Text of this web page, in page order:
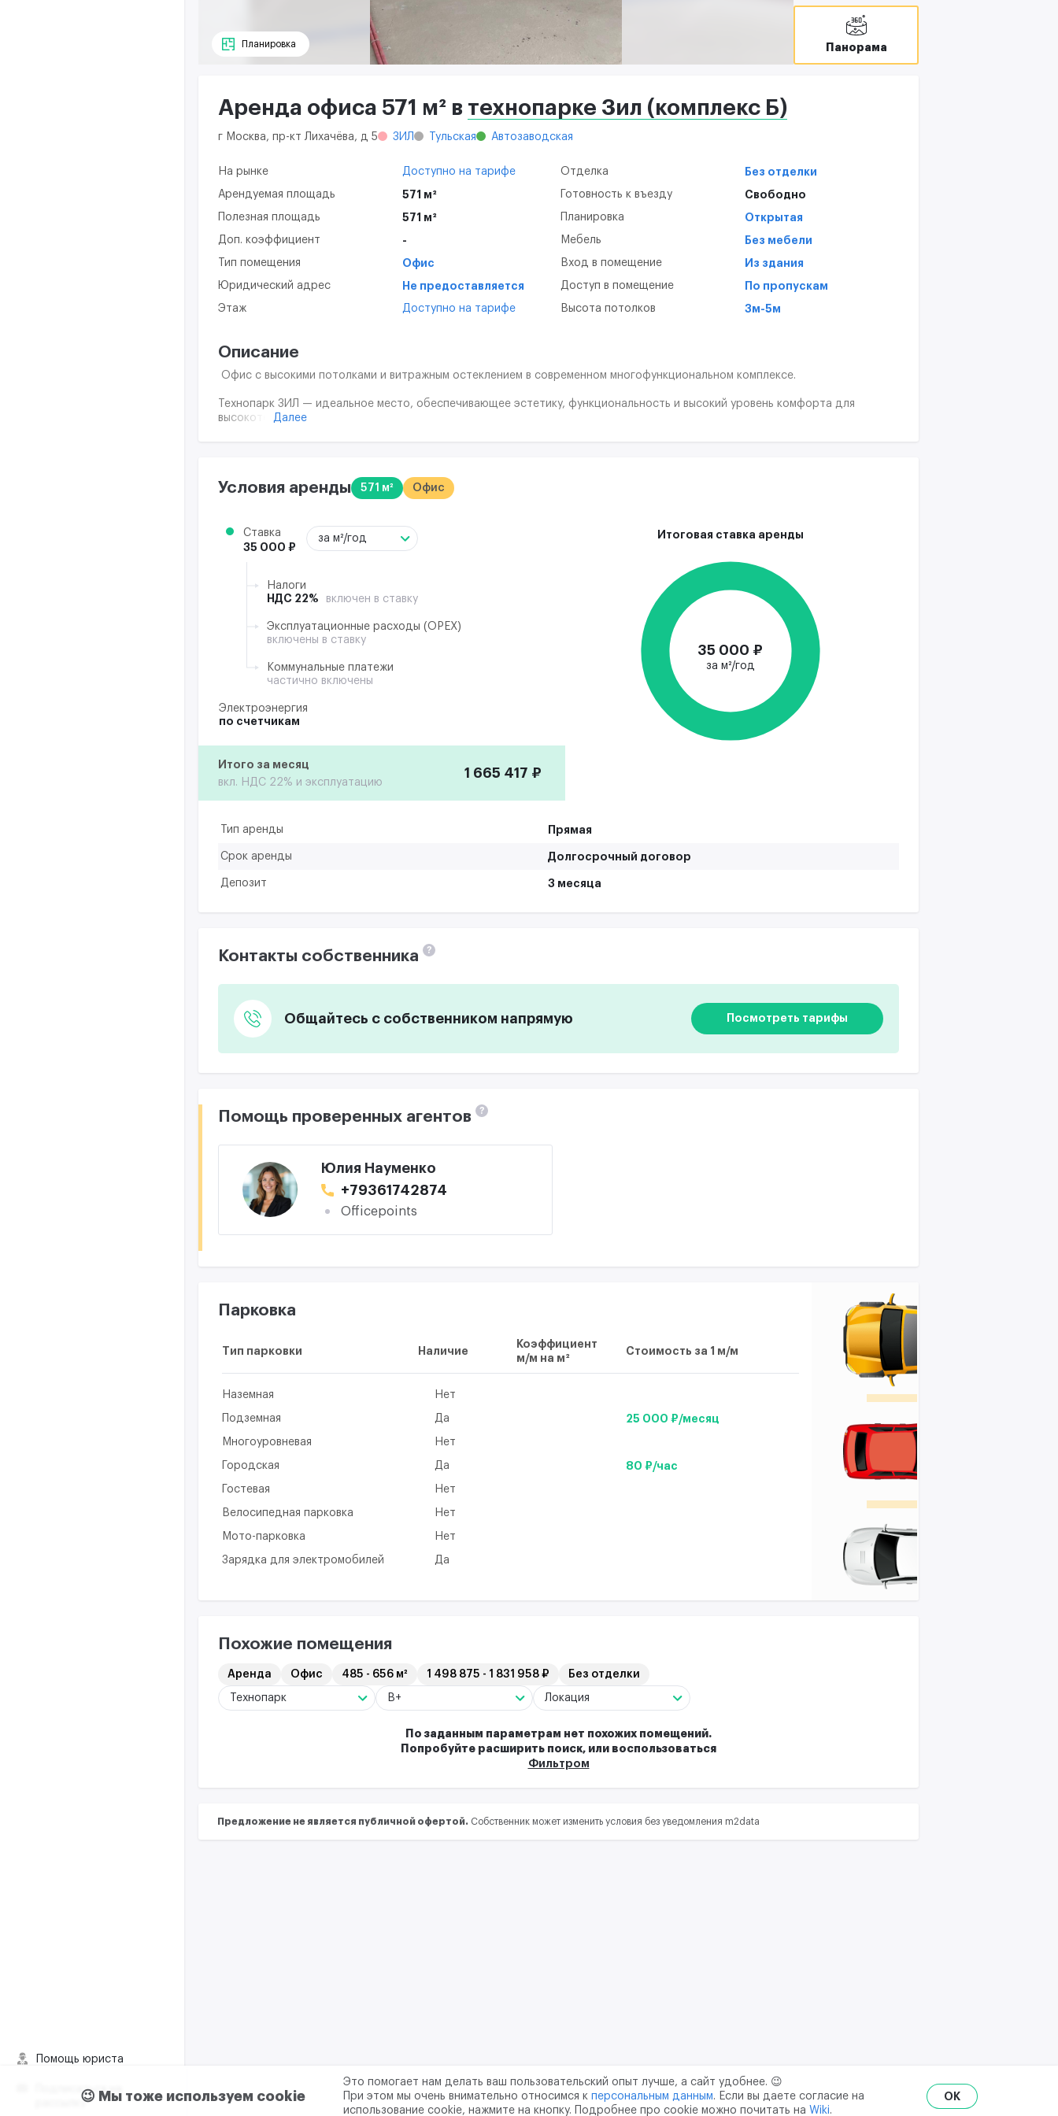
Помощь юриста
Подписаться на
рассылку
Панорама
Планировка
Аренда офиса 571 м² в технопарке Зил (комплекс Б)
г Москва, пр-кт Лихачёва, д 5 ЗИЛ Тульская Автозаводская
На рынке Доступно на тарифе
Арендуемая площадь 571 м²
Полезная площадь 571 м²
Доп. коэффициент -
Тип помещения Офис
Юридический адрес Не предоставляется
Этаж Доступно на тарифе
Отделка Без отделки
Готовность к въезду Свободно
Планировка Открытая
Мебель Без мебели
Вход в помещение Из здания
Доступ в помещение По пропускам
Высота потолков 3м-5м
Описание
Офис с высокими потолками и витражным остеклением в современном многофункциональном комплексе.
Технопарк ЗИЛ — идеальное место, обеспечивающее эстетику, функциональность и высокий уровень комфорта для
высокотехнологичных компаний.
Централизованные системы отопления, вентиляции, кондиционирования, водоснабжения и канализации отвечают всем
современным стандартам.
Далее
Условия аренды 571 м² Офис
Ставка
35 000 ₽
за м²/год
Налоги
НДС 22%
включен в ставку
Эксплуатационные расходы (ОРЕХ)
включены в ставку
Коммунальные платежи
частично включены
Электроэнергия
по счетчикам
Итого за месяц
вкл. НДС 22% и эксплуатацию
1 665 417 ₽
Итоговая ставка аренды
35 000 ₽
за м²/год
Тип аренды Прямая
Срок аренды Долгосрочный договор
Депозит 3 месяца
Контакты собственника ?
Общайтесь с собственником напрямую Посмотреть тарифы
Помощь проверенных агентов ?
Юлия Науменко
+79361742874
Officepoints
Парковка
Тип парковки Наличие
Коэффициент
м/м на м²
Стоимость за 1 м/м
Наземная Нет
Подземная Да 25 000 ₽/месяц
Многоуровневая Нет
Городская Да 80 ₽/час
Гостевая Нет
Велосипедная парковка Нет
Мото-парковка Нет
Зарядка для электромобилей Да
Похожие помещения
Аренда Офис 485 - 656 м² 1 498 875 - 1 831 958 ₽ Без отделки
Технопарк B+ Локация
По заданным параметрам нет похожих помещений.
Попробуйте расширить поиск, или воспользоваться
Фильтром
Предложение не является публичной офертой. Собственник может изменить условия без уведомления m2data
😉 Мы тоже используем cookie
Это помогает нам делать ваш пользовательский опыт лучше, а сайт удобнее. 😉
При этом мы очень внимательно относимся к персональным данным. Если вы даете согласие на
использование cookie, нажмите на кнопку. Подробнее про cookie можно почитать на Wiki.
OK